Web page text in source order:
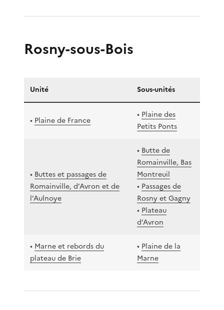
Rosny-sous-Bois
Unité Sous-unités
• Plaine de France
• Plaine des
Petits Ponts
• Buttes et passages de
Romainville, d’Avron et de
l’Aulnoye
• Butte de
Romainville, Bas
Montreuil
• Passages de
Rosny et Gagny
• Plateau
d’Avron
• Marne et rebords du
plateau de Brie
• Plaine de la
Marne